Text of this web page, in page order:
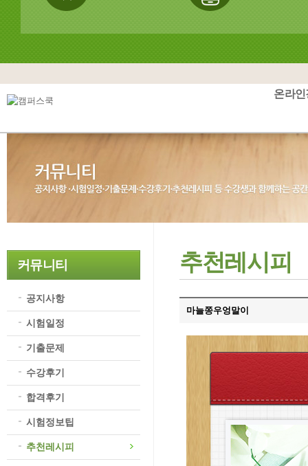
온라인
커뮤니티
공지사항
시험일정
기출문제
수강후기
합격후기
시험정보팁
추천레시피
추천레시피
마늘쫑우엉말이